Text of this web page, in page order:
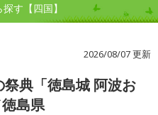
す【四国】
2026/08/07 更新
祭典「徳島城 阿波お
島県